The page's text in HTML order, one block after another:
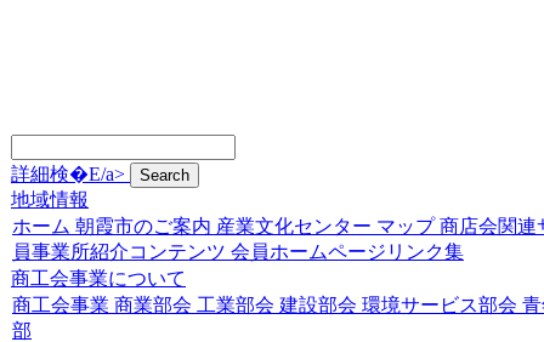
詳細検�E/a>
地域情報
ホーム 朝霞市のご案内 産業文化センター マップ 商店会関連
員事業所紹介コンテンツ 会員ホームページリンク集
商工会事業について
商工会事業 商業部会 工業部会 建設部会 環境サービス部会
部